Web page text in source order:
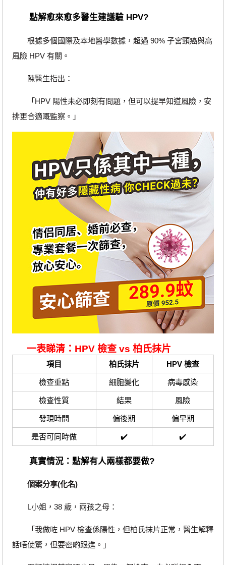
點解愈來愈多醫生建議驗 HPV?
根據多個國際及本地醫學數據，超過 90% 子宮頸癌與高
風險 HPV 有關。
陳醫生指出：
「HPV 陽性未必即刻有問題，但可以提早知道風險，安
排更合適嘅監察。」
一表睇清：HPV 檢查 vs 柏氏抹片
項目 柏氏抹片 HPV 檢查
檢查重點 細胞變化 病毒感染
檢查性質 結果 風險
發現時間 偏後期 偏早期
是否可同時做 ✔️ ✔️
真實情況：點解有人兩樣都要做?
個案分享(化名)
L小姐，38 歲，兩孩之母：
「我做咗 HPV 檢查係陽性，但柏氏抹片正常，醫生解釋
話唔使驚，但要密啲跟進。」